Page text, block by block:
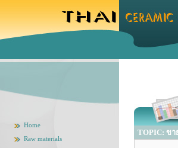
Home
Raw materials
TOPIC: ขา